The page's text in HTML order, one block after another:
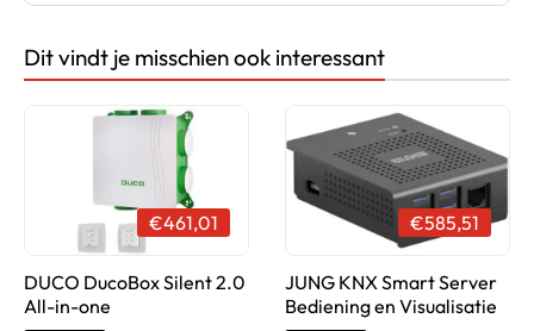
Dit vindt je misschien ook interessant
€461,01
DUCO DucoBox Silent 2.0
All-in-one
€585,51
JUNG KNX Smart Server
Bediening en Visualisatie